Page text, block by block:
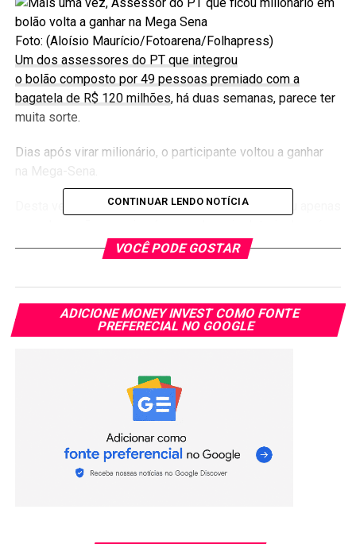
Foto: (Aloísio Maurício/Fotoarena/Folhapress)
Um dos assessores do PT que integrou
o bolão composto por 49 pessoas premiado com a
bagatela de R$ 120 milhões, há duas semanas, parece ter
muita sorte.
Dias após virar milionário, o participante voltou a ganhar
na Mega-Sena.
Desta vez, o valor não foi tão alto, visto ter acertou apenas
Ele levou para casa R$ 579. A informação é da
Tenho certeza de que vou
ganhar de novo. Jogo há
ganhei na sorte, mas na
insistência, disse o sortudo,
que não teve a identidade
revelada à reportagem.
CONTINUAR LENDO NOTÍCIA
VOCÊ PODE GOSTAR
ADICIONE MONEY INVEST COMO FONTE
PREFERECIAL NO GOOGLE